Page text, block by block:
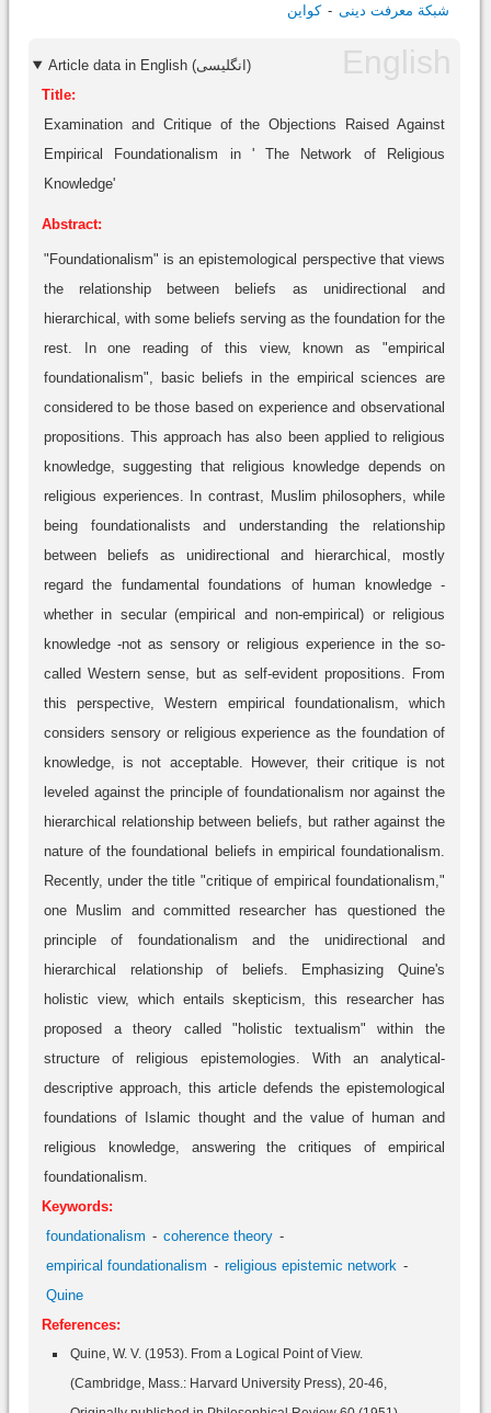
شبکة معرفت دینی
کواین
Article data in English (انگلیسی)
Title:
Examination and Critique of the Objections Raised Against
Empirical Foundationalism in ' The Network of Religious
Knowledge'
Abstract:
"Foundationalism" is an epistemological perspective that views
the relationship between beliefs as unidirectional and
hierarchical, with some beliefs serving as the foundation for the
rest. In one reading of this view, known as "empirical
foundationalism", basic beliefs in the empirical sciences are
considered to be those based on experience and observational
propositions. This approach has also been applied to religious
knowledge, suggesting that religious knowledge depends on
religious experiences. In contrast, Muslim philosophers, while
being foundationalists and understanding the relationship
between beliefs as unidirectional and hierarchical, mostly
regard the fundamental foundations of human knowledge -
whether in secular (empirical and non-empirical) or religious
knowledge -not as sensory or religious experience in the so-
called Western sense, but as self-evident propositions. From
this perspective, Western empirical foundationalism, which
considers sensory or religious experience as the foundation of
knowledge, is not acceptable. However, their critique is not
leveled against the principle of foundationalism nor against the
hierarchical relationship between beliefs, but rather against the
nature of the foundational beliefs in empirical foundationalism.
Recently, under the title "critique of empirical foundationalism,"
one Muslim and committed researcher has questioned the
principle of foundationalism and the unidirectional and
hierarchical relationship of beliefs. Emphasizing Quine's
holistic view, which entails skepticism, this researcher has
proposed a theory called "holistic textualism" within the
structure of religious epistemologies. With an analytical-
descriptive approach, this article defends the epistemological
foundations of Islamic thought and the value of human and
religious knowledge, answering the critiques of empirical
foundationalism.
Keywords:
foundationalism
coherence theory
empirical foundationalism
religious epistemic network
Quine
References:
Quine, W. V. (1953). From a Logical Point of View.
(Cambridge, Mass.: Harvard University Press), 20-46,